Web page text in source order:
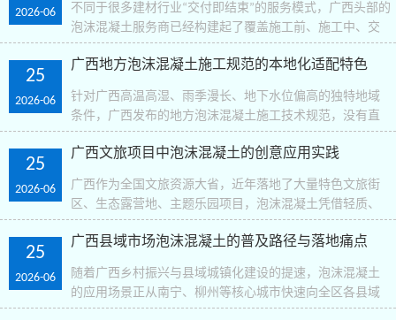
2026-06
不同于很多建材行业“交付即结束”的服务模式，广西头部的
泡沫混凝土服务商已经构建起了覆盖施工前、施工中、交
付后全周期的本地化售后体系，成为了行业区别于其他区
域的核心服务优势。在施工前阶段，南宁、柳州的头..
25
2026-06
广西地方泡沫混凝土施工规范的本地化适配特色
针对广西高温高湿、雨季漫长、地下水位偏高的独特地域
条件，广西发布的地方泡沫混凝土施工技术规范，没有直
接照搬全国通用标准，而是加入了大量针对性的本地化适
配条款，成为了全国少有的贴合南方气候的地方行业标准..
25
2026-06
广西文旅项目中泡沫混凝土的创意应用实践
广西作为全国文旅资源大省，近年落地了大量特色文旅街
区、生态露营地、主题乐园项目，泡沫混凝土凭借轻质、
易塑形、低成本的独特属性，成为了文旅场景创意落地的
“隐形功臣”，打造出了不少传统建材难以实现的特色景..
25
2026-06
广西县域市场泡沫混凝土的普及路径与落地痛点
随着广西乡村振兴与县域城镇化建设的提速，泡沫混凝土
的应用场景正从南宁、柳州等核心城市快速向全区各县域
下沉，在乡镇自建房、乡村公共设施建设中展现出极强的